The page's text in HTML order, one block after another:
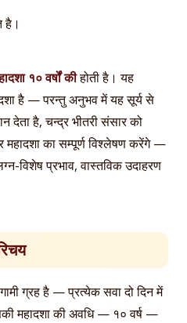
है।
१० वर्षों कीहोती है। यह
है — परन्तु अनुभव में यह सूर्य से
देता है, चन्द्र भीतरी संसार को
महादशा का सम्पूर्ण विश्लेषण करेंगे —
विशेष प्रभाव, वास्तविक उदाहरण
ग्रह है — प्रत्येक सवा दो दिन में
महादशा की अवधि — १० वर्ष —